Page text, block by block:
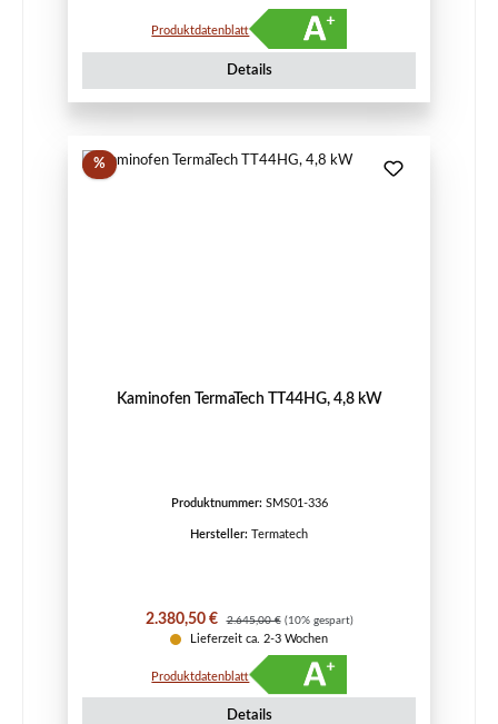
Produktdatenblatt
Details
%Rabatt
Kaminofen TermaTech TT44HG, 4,8 kW
Produktnummer: SMS01-336
Hersteller: Termatech
Verkaufspreis:
2.380,50 € Regulärer Preis:
2.645,00 € (10% gespart)
Lieferzeit ca. 2-3 Wochen
Produktdatenblatt
Details